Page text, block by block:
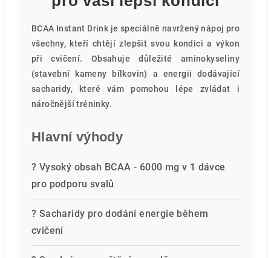
BCAA Instant Drink je speciálně navržený nápoj pro
všechny, kteří chtějí zlepšit svou kondici a výkon
při cvičení. Obsahuje důležité aminokyseliny
(stavební kameny bílkovin) a energii dodávající
sacharidy, které vám pomohou lépe zvládat i
náročnější tréninky.
Hlavní výhody
? Vysoký obsah BCAA - 6000 mg v 1 dávce
pro podporu svalů
? Sacharidy pro dodání energie během
cvičení